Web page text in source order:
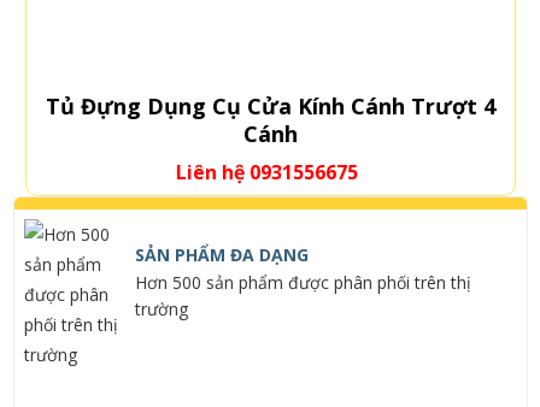
Tủ Đựng Dụng Cụ Cửa Kính Cánh Trượt 4
Cánh
Liên hệ 0931556675
SẢN PHẨM ĐA DẠNG
Hơn 500 sản phẩm được phân phối trên thị
trường